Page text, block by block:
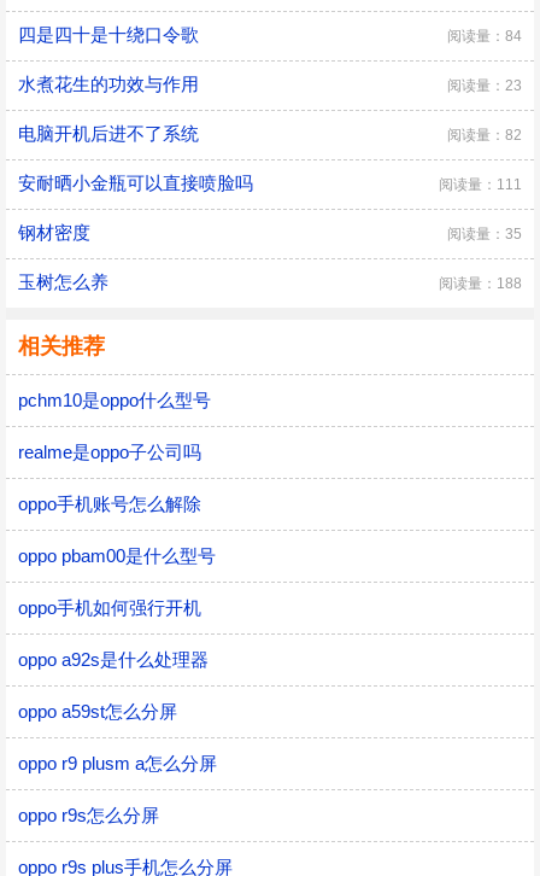
四是四十是十绕口令歌 阅读量：84
水煮花生的功效与作用 阅读量：23
电脑开机后进不了系统 阅读量：82
​安耐晒小金瓶可以直接喷脸吗 阅读量：111
钢材密度 阅读量：35
玉树怎么养 阅读量：188
相关推荐
pchm10是oppo什么型号
realme是oppo子公司吗
oppo手机账号怎么解除
oppo pbam00是什么型号
oppo手机如何强行开机
oppo a92s是什么处理器
oppo a59st怎么分屏
oppo r9 plusm a怎么分屏
oppo r9s怎么分屏
oppo r9s plus手机怎么分屏